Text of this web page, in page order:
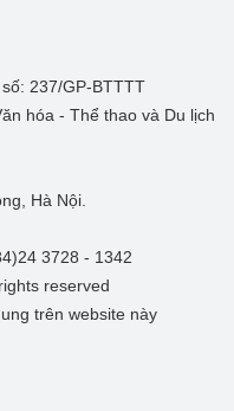
237/GP-BTTTT
hóa - Thể thao và Du lịch
Hà Nội.
3728 - 1342
reserved
trên website này